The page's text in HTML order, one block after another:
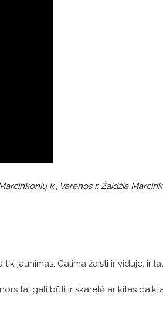
k., Varėnos r. Žaidžia
tik jaunimas. Galima žaisti ir viduje, ir
tai gali būti ir skarelė ar kitas